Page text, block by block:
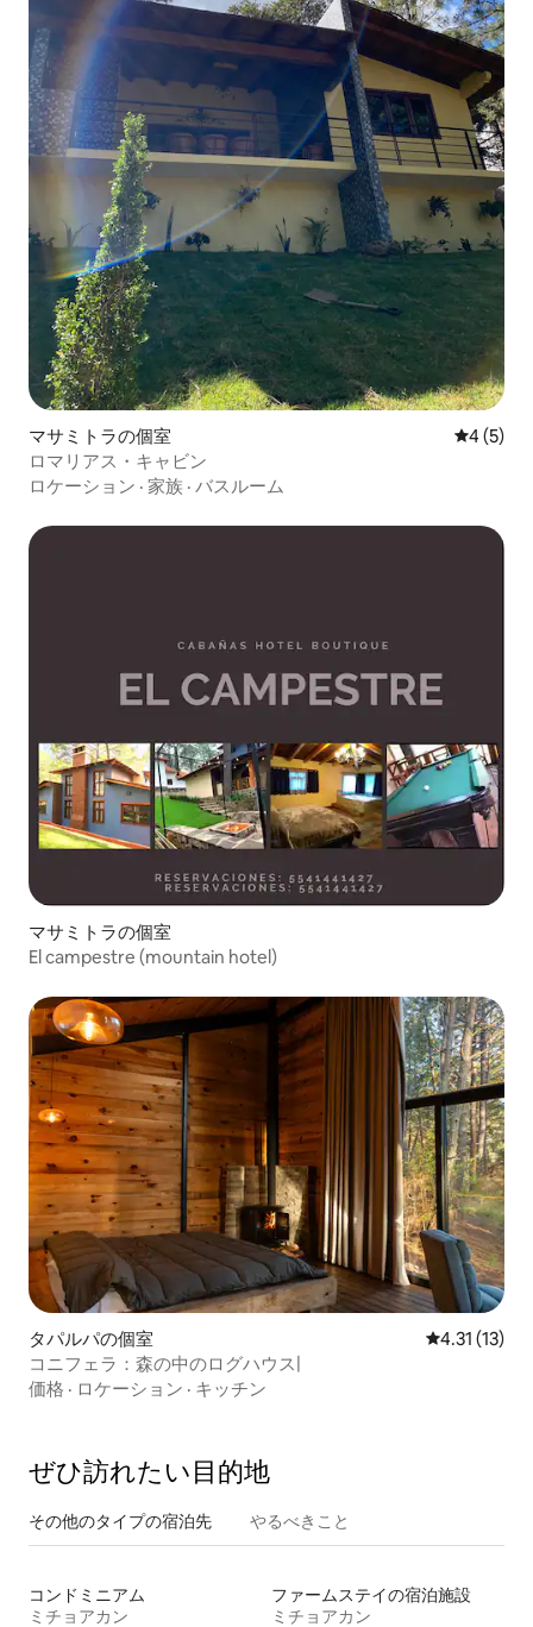
マサミトラの個室 レビュー
4 (5)
ロマリアス・キャビン
ロケーション · 家族 · バスルーム
マサミトラの個室
El campestre (mountain hotel)
タパルパの個室 レビュー13
4.31 (13)
コニフェラ：森の中のログハウス|
価格 · ロケーション · キッチン
ぜひ訪⁠れ⁠た⁠い目⁠的⁠地
その他のタ⁠イ⁠プ⁠の宿⁠泊⁠先 やるべきこと
コンドミニアム
ミチョアカン
ファームステイの宿泊施設
ミチョアカン